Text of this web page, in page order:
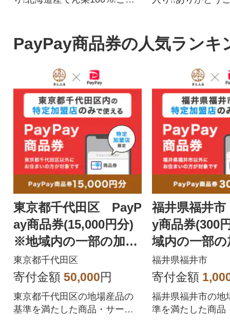
ださい!
日々のお料理にご
い!
PayPay商品券の人気ランキ
東京都千代田区 PayP
ay商品券(15,000円分)
※地域内の一部の加盟
店のみで利用可
東京都千代田区
寄付金額 50,000円
東京都千代田区の地場産品の
基準を満たした商品・サービ
福井県福井
y商品券(300
域内の一部
みで利用可
福井県福井市
寄付金額
福井県福井市の地
準を満たした商品